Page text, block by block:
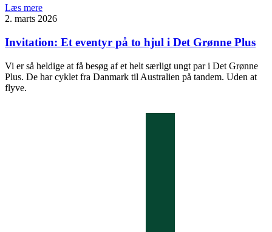
Læs mere
2. marts 2026
Invitation: Et eventyr på to hjul i Det Grønne Plus
Vi er så heldige at få besøg af et helt særligt ungt par i Det Grønne
Plus. De har cyklet fra Danmark til Australien på tandem. Uden at
flyve.